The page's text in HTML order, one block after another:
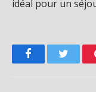
idéal pour un
FacebookTwitter